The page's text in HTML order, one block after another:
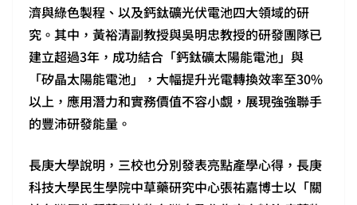
濟與綠色製程、以及鈣鈦礦光伏電池四大領域的研
究。其中，黃裕清副教授與吳明忠教授的研發團隊已
建立超過3年，成功結合「鈣鈦礦太陽能電池」與
「矽晶太陽能電池」，大幅提升光電轉換效率至30%
以上，應用潛力和實務價值不容小覷，展現強強聯手
的豐沛研發能量。
長庚大學說明，三校也分別發表亮點產學心得，長庚
科技大學民生學院中草藥研究中心張祐嘉博士以「關